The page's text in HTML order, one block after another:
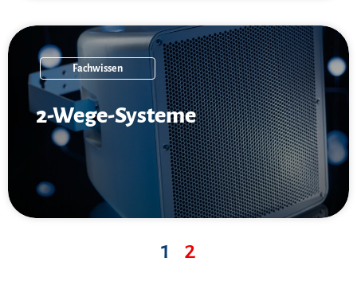
Fachwissen
2-Wege-Systeme
1 2